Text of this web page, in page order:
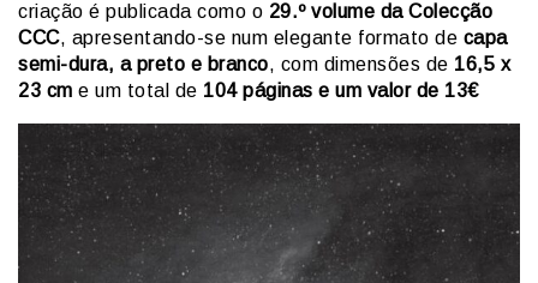
criação é publicada como o 29.º volume da Colecção
CCC, apresentando-se num elegante formato de capa
semi-dura, a preto e branco, com dimensões de 16,5 x
23 cm e um total de 104 páginas e um valor de 13€